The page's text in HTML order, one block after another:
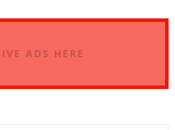
ADS HERE